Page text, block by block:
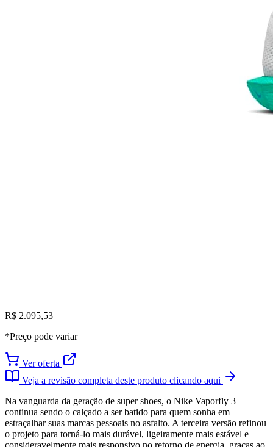
R$ 2.095,53
*Preço pode variar
Ver oferta
Veja a revisão completa deste produto clicando aqui
Na vanguarda da geração de super shoes, o Nike Vaporfly 3
continua sendo o calçado a ser batido para quem sonha em
estraçalhar suas marcas pessoais no asfalto. A terceira versão refinou
o projeto para torná-lo mais durável, ligeiramente mais estável e
consideravelmente mais responsivo no retorno de energia, graças ao